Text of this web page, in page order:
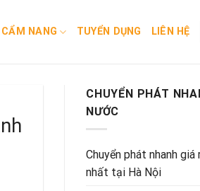
CẨM NANG TUYỂN DỤNG LIÊN HỆ
CHUYỂN PHÁT
NƯỚC
Chuyển phát nhanh
nhất tại Hà Nội